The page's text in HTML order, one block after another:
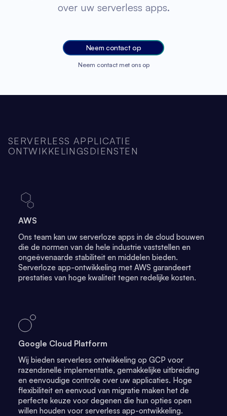
over uw serverless apps.
Neem contact op
Neem contact met ons op
SERVERLESS APPLICATIE
ONTWIKKELINGSDIENSTEN
AWS
Ons team kan uw serverloze apps in de cloud bouwen
die de normen van de hele industrie vaststellen en
ongeëvenaarde stabiliteit en middelen bieden.
Serverloze app-ontwikkeling met AWS garandeert
prestaties van hoge kwaliteit tegen redelijke kosten.
Google Cloud Platform
Wij bieden serverless ontwikkeling op GCP voor
razendsnelle implementatie, gemakkelijke uitbreiding
en eenvoudige controle over uw applicaties. Hoge
flexibiliteit en eenvoud van migratie maken het de
perfecte keuze voor degenen die hun opties open
willen houden voor serverless app-ontwikkeling.